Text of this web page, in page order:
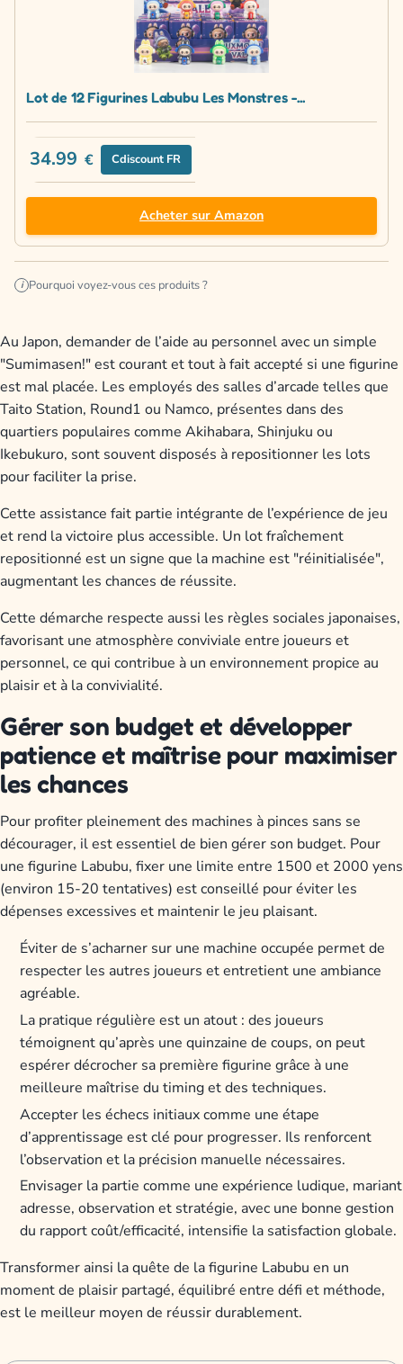
Lot de 12 Figurines Labubu Les Monstres -...
34.99 € Cdiscount FR
Acheter sur Amazon
i Pourquoi voyez-vous ces produits ?
Au Japon, demander de l’aide au personnel avec un simple
"Sumimasen!" est courant et tout à fait accepté si une figurine
est mal placée. Les employés des salles d’arcade telles que
Taito Station, Round1 ou Namco, présentes dans des
quartiers populaires comme Akihabara, Shinjuku ou
Ikebukuro, sont souvent disposés à repositionner les lots
pour faciliter la prise.
Cette assistance fait partie intégrante de l’expérience de jeu
et rend la victoire plus accessible. Un lot fraîchement
repositionné est un signe que la machine est "réinitialisée",
augmentant les chances de réussite.
Cette démarche respecte aussi les règles sociales japonaises,
favorisant une atmosphère conviviale entre joueurs et
personnel, ce qui contribue à un environnement propice au
plaisir et à la convivialité.
Gérer son budget et développer
patience et maîtrise pour maximiser
les chances
Pour profiter pleinement des machines à pinces sans se
décourager, il est essentiel de bien gérer son budget. Pour
une figurine Labubu, fixer une limite entre 1500 et 2000 yens
(environ 15-20 tentatives) est conseillé pour éviter les
dépenses excessives et maintenir le jeu plaisant.
Éviter de s’acharner sur une machine occupée permet de
respecter les autres joueurs et entretient une ambiance
agréable.
La pratique régulière est un atout : des joueurs
témoignent qu’après une quinzaine de coups, on peut
espérer décrocher sa première figurine grâce à une
meilleure maîtrise du timing et des techniques.
Accepter les échecs initiaux comme une étape
d’apprentissage est clé pour progresser. Ils renforcent
l’observation et la précision manuelle nécessaires.
Envisager la partie comme une expérience ludique, mariant
adresse, observation et stratégie, avec une bonne gestion
du rapport coût/efficacité, intensifie la satisfaction globale.
Transformer ainsi la quête de la figurine Labubu en un
moment de plaisir partagé, équilibré entre défi et méthode,
est le meilleur moyen de réussir durablement.